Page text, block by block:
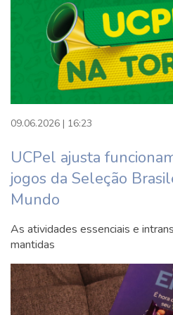
Ensino Fundamental
10h
6º Semestre
Unidade Curricular
(UCEx):
Direitos – 60h
Pedagogia em
– 120h
Avaliação da
Produção de
Inovadores – 60h
09.06.2026 | 16:23
UCPel ajusta
jogos da Seleção
Mundo
As atividades essenciais e
mantidas